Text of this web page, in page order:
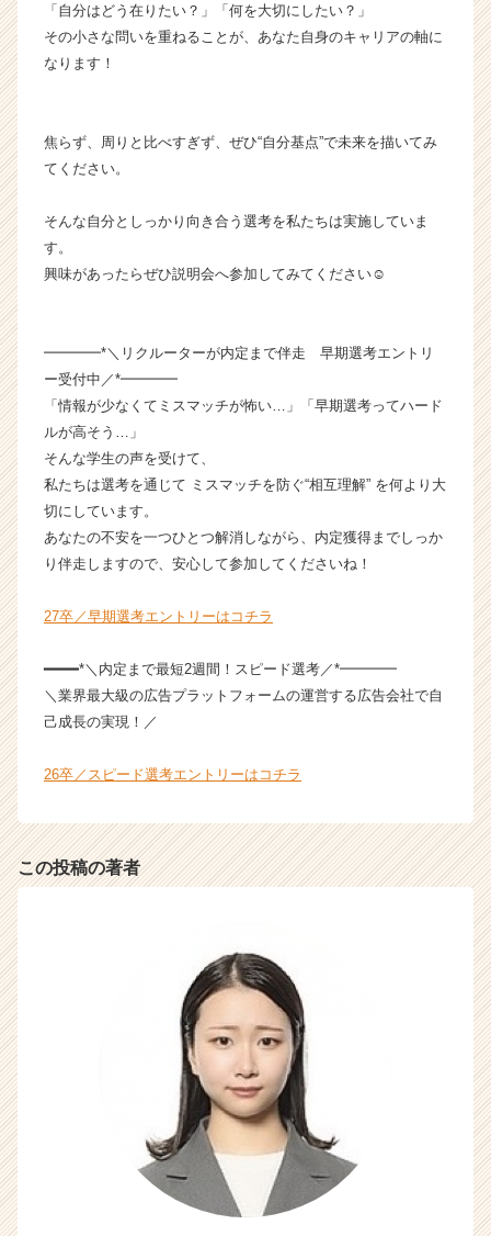
e
e
「自分はどう在りたい？」「何を大切にしたい？」
その小さな問いを重ねることが、あなた自身のキャリアの軸に
なります！
焦らず、周りと比べすぎず、ぜひ“自分基点”で未来を描いてみ
てください。
そんな自分としっかり向き合う選考を私たちは実施していま
す。
興味があったらぜひ説明会へ参加してみてください☺
━━━━*＼リクルーターが内定まで伴走 早期選考エントリ
ー受付中／*━━━━
「情報が少なくてミスマッチが怖い…」「早期選考ってハード
ルが高そう…」
そんな学生の声を受けて、
私たちは選考を通じて ミスマッチを防ぐ“相互理解” を何より大
切にしています。
あなたの不安を一つひとつ解消しながら、内定獲得までしっか
り伴走しますので、安心して参加してくださいね！
27卒／早期選考エントリーはコチラ
━━━━*＼内定まで最短2週間！スピード選考／*━━━━
＼業界最大級の広告プラットフォームの運営する広告会社で自
己成長の実現！／
26卒／スピード選考エントリーはコチラ
この投稿の著者